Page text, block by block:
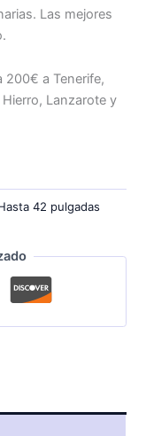
Las mejores
200€ a Tenerife,
Hierro, Lanzarote y
42 pulgadas